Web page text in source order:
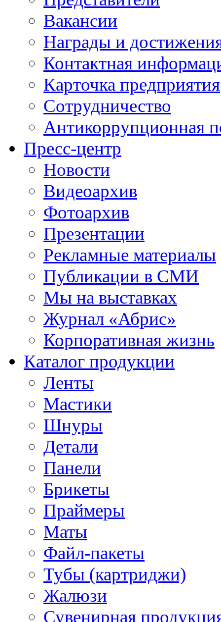
Вакансии
Награды и
Контактная
Карточка предприятия
Сотрудничество
Антикоррупционная
Пресс-центр
Новости
Видеоархив
Фотоархив
Презентации
Рекламные материалы
Публикации в СМИ
Мы на выставках
Журнал «Абрис»
Корпоративная жизнь
Каталог продукции
Ленты
Мастики
Шнуры
Детали
Панели
Брикеты
Праймеры
Маты
Файл-пакеты
Тубы (картриджи)
Жалюзи
Сувенирная